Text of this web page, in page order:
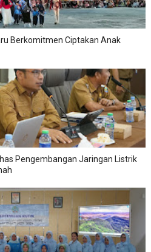
Berkomitmen Ciptakan Anak
Pengembangan Jaringan Listrik